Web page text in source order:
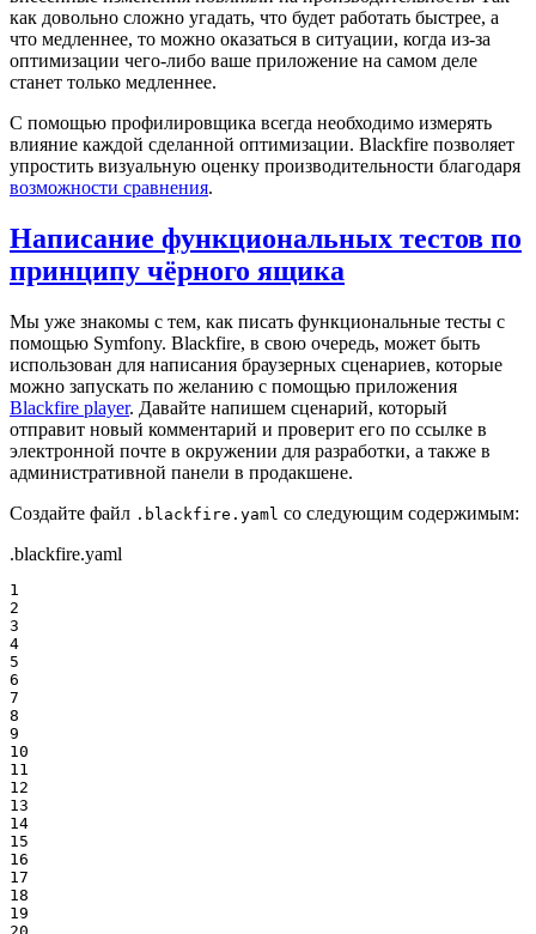
как довольно сложно угадать, что будет работать быстрее, а
что медленнее, то можно оказаться в ситуации, когда из-за
оптимизации чего-либо ваше приложение на самом деле
станет только медленнее.
С помощью профилировщика всегда необходимо измерять
влияние каждой сделанной оптимизации. Blackfire позволяет
упростить визуальную оценку производительности благодаря
возможности сравнения.
Написание функциональных тестов по
принципу чёрного ящика
Мы уже знакомы с тем, как писать функциональные тесты с
помощью Symfony. Blackfire, в свою очередь, может быть
использован для написания браузерных сценариев, которые
можно запускать по желанию с помощью приложения
Blackfire player. Давайте напишем сценарий, который
отправит новый комментарий и проверит его по ссылке в
электронной почте в окружении для разработки, а также в
административной панели в продакшене.
Создайте файл .blackfire.yaml со следующим содержимым:
.blackfire.yaml
1
2
3
4
5
6
7
8
9
10
11
12
13
14
15
16
17
18
19